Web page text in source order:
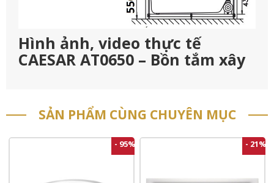
Hình ảnh, video thực tế
CAESAR AT0650 – Bồn tắm xây
SẢN PHẨM CÙNG CHUYÊN MỤC
- 95% - 21%